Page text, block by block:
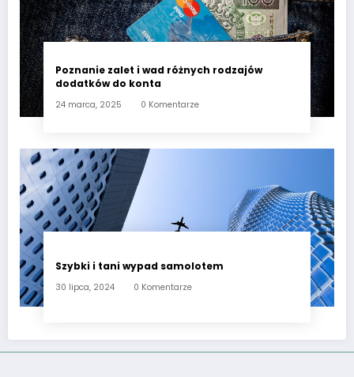
Poznanie zalet i wad różnych rodzajów
dodatków do konta
24 marca, 2025 0 Komentarze
Szybki i tani wypad samolotem
30 lipca, 2024 0 Komentarze